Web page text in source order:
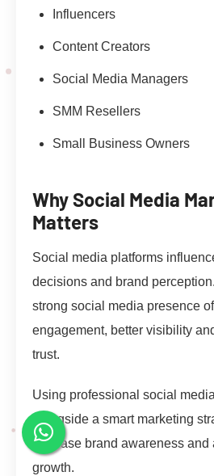
Influencers
Content Creators
Social Media Managers
SMM Resellers
Small Business Owners
Why Social Media
Matters
Social media platforms
decisions and brand
strong social media presence
engagement, better visibility
trust.
Using professional social
alongside a smart marketing
increase brand awareness
growth.